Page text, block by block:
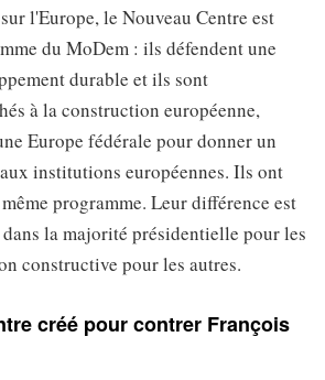
l'Europe, le Nouveau Centre est
du MoDem : ils défendent une
durable et ils sont
à la construction européenne,
Europe fédérale pour donner un
institutions européennes. Ils ont
programme. Leur différence est
la majorité présidentielle pour les
constructive pour les autres.
créé pour contrer François